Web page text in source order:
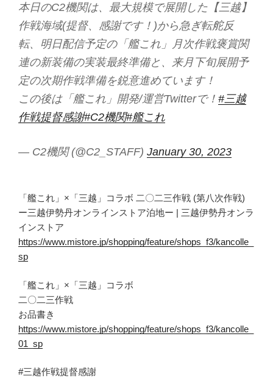
本日のC2機関は、最大規模で展開した【三越】
作戦海域(提督、感謝です！)から急ぎ転舵反
転、明日配信予定の「艦これ」月次作戦褒賞関
連の新装備の実装最終準備と、来月下旬展開予
定の次期作戦準備を鋭意進めています！
この後は「艦これ」開発/運営Twitterで！ #三越
作戦提督感謝#C2機関#艦これ
— C2機関 (@C2_STAFF) January 30, 2023
「艦これ」×「三越」コラボ 二〇二三作戦 (第八次作戦)
ー三越伊勢丹オンラインストア泊地ー | 三越伊勢丹オンラ
インストア
https://www.mistore.jp/shopping/feature/shops_f3/kancolle_
sp
「艦これ」×「三越」コラボ
二〇二三作戦
お品書き
https://www.mistore.jp/shopping/feature/shops_f3/kancolle_
01_sp
#三越作戦提督感謝